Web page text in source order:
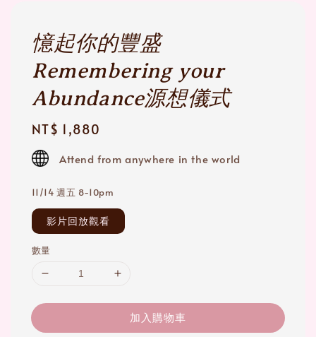
憶起你的豐盛
Remembering your
Abundance源想儀式
Regular
price
NT$ 1,880
Attend from anywhere in the world
11/14 週五 8-10pm
影片回放觀看
數量
加入購物車